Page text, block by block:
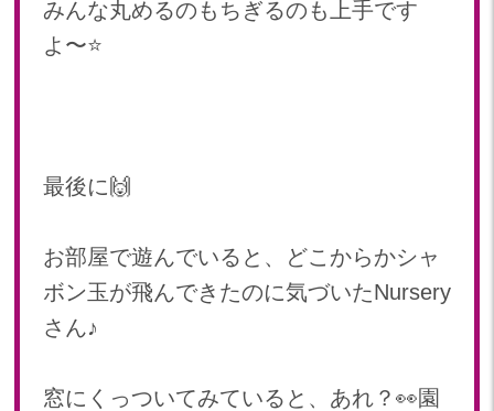
みんな丸めるのもちぎるのも上手です
よ〜⭐️
最後に🙌
お部屋で遊んでいると、どこからかシャ
ボン玉が飛んできたのに気づいたNursery
さん♪
窓にくっついてみていると、あれ？👀園